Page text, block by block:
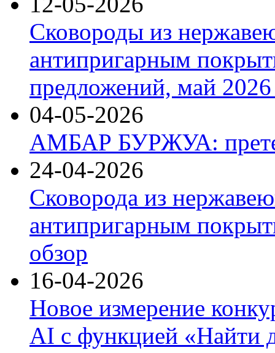
Сковороды из
антипригарным
предложений, май 2026
04-05-2026
АМБАР БУРЖУА:
24-04-2026
Сковорода из
антипригарным
обзор
16-04-2026
Новое измерение
AI с функцией «Найти